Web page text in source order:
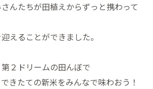
んたちが田植えからずっと携わって
えることができました。
２ドリームの田んぼで
きたての新米をみんなで味わおう！